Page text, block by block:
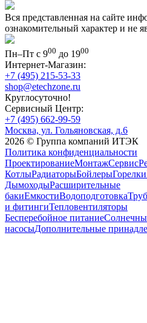
Вся представленная на сайте
ознакомительный характер и не
Пн–Пт с 900 до 1900
Интернет-Магазин:
+7 (495) 215-53-33
shop@etechzone.ru
Круглосуточно!
Сервисный Центр:
+7 (495) 662-99-59
Москва, ул. Гольяновская, д.6
2026 © Группа компаний ИТЭК
Политика конфиденциальности
ПроектированиеМонтажСервис
КотлыРадиаторыБойлерыГорелки
ДымоходыРасширительные
бакиЕмкостиВодоподготовка
и фитингиТепловентиляторы
Бесперебойное питание
насосыДополнительные